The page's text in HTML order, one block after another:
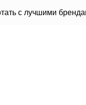
с лучшими